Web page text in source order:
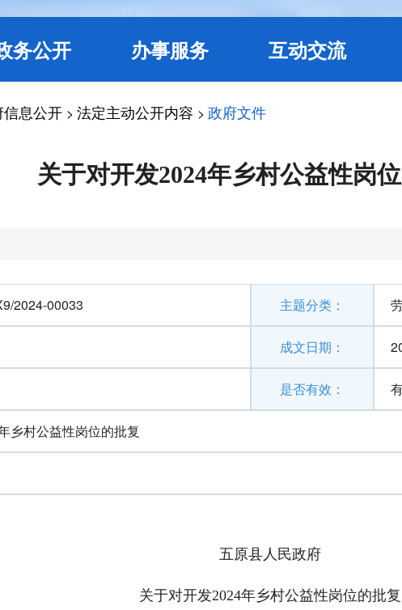
务公开 办事服务 互动交流
息公开 > 法定主动公开内容 > 政府文件
关于对开发2024年乡村公益性岗
2024-00033 主题分类：
成文日期：
是否有效：
乡村公益性岗位的批复
五原县人民政府
关于对开发2024年乡村公益性岗位的批复